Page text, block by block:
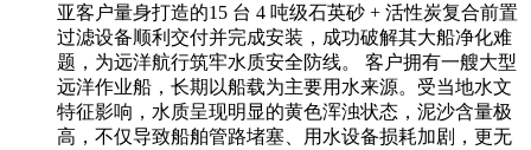
亚客户量身打造的15 台 4 吨级石英砂 + 活性炭复合前置
过滤设备顺利交付并完成安装，成功破解其大船净化难
题，为远洋航行筑牢水质安全防线。 客户拥有一艘大型
远洋作业船，长期以船载为主要用水来源。受当地水文
特征影响，水质呈现明显的黄色浑浊状态，泥沙含量极
高，不仅导致船舶管路堵塞、用水设备损耗加剧，更无